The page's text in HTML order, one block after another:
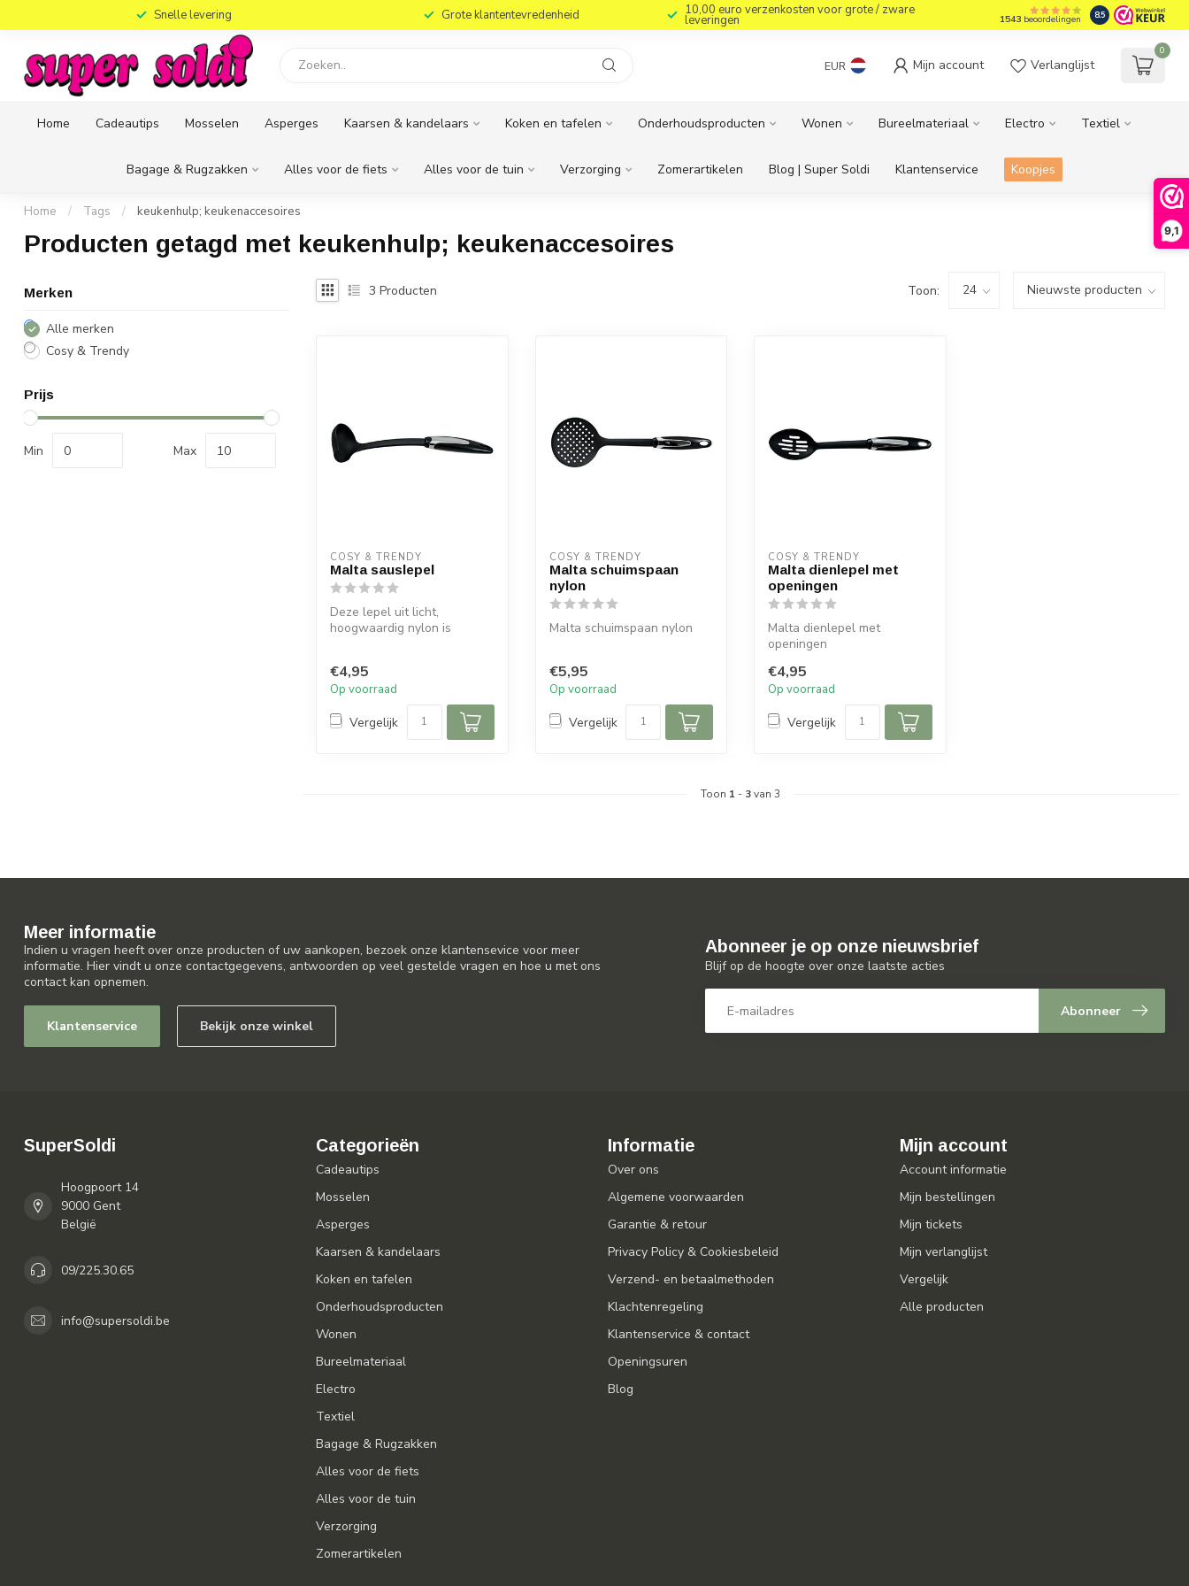
9,1
Snelle levering Grote klantentevredenheid 10,00 euro verzenkosten voor grote / zware
leveringen 1543beoordelingen 8.5
EUR Mijn account Verlanglijst
0
Home Cadeautips Mosselen Asperges Kaarsen & kandelaars Koken en tafelen Onderhoudsproducten Wonen Bureelmateriaal Electro Textiel
Bagage & Rugzakken Alles voor de fiets Alles voor de tuin Verzorging Zomerartikelen Blog | Super Soldi Klantenservice Koopjes
Home / Tags / keukenhulp; keukenaccesoires
Producten getagd met keukenhulp; keukenaccesoires
Merken
Alle merken
Cosy & Trendy
Prijs
Min Max
3 Producten Toon:
COSY & TRENDY
Malta sauslepel
Deze lepel uit licht,
hoogwaardig nylon is
€4,95
Op voorraad
Vergelijk
COSY & TRENDY
Malta schuimspaan
nylon
Malta schuimspaan nylon
€5,95
Op voorraad
Vergelijk
COSY & TRENDY
Malta dienlepel met
openingen
Malta dienlepel met
openingen
€4,95
Op voorraad
Vergelijk
Toon 1 - 3van 3
Meer informatie
Indien u vragen heeft over onze producten of uw aankopen, bezoek onze klantensevice voor meer
informatie. Hier vindt u onze contactgegevens, antwoorden op veel gestelde vragen en hoe u met ons
contact kan opnemen.
Klantenservice Bekijk onze winkel
Abonneer je op onze nieuwsbrief
Blijf op de hoogte over onze laatste acties
Abonneer
SuperSoldi
Hoogpoort 14
9000 Gent
België
09/225.30.65
info@supersoldi.be
Categorieën
Cadeautips
Mosselen
Asperges
Kaarsen & kandelaars
Koken en tafelen
Onderhoudsproducten
Wonen
Bureelmateriaal
Electro
Textiel
Bagage & Rugzakken
Alles voor de fiets
Alles voor de tuin
Verzorging
Zomerartikelen
Informatie
Over ons
Algemene voorwaarden
Garantie & retour
Privacy Policy & Cookiesbeleid
Verzend- en betaalmethoden
Klachtenregeling
Klantenservice & contact
Openingsuren
Blog
Mijn account
Account informatie
Mijn bestellingen
Mijn tickets
Mijn verlanglijst
Vergelijk
Alle producten